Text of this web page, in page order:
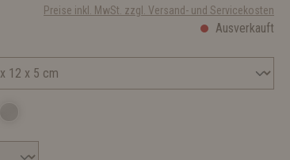
Preise inkl. MwSt. zzgl. Versand- und Servicekosten
Ausverkauft